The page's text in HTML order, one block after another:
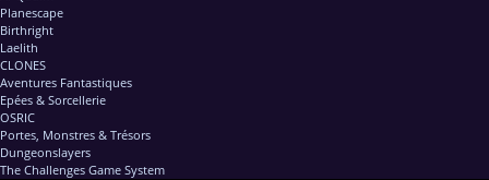
Planescape
Birthright
Laelith
CLONES
Aventures Fantastiques
Epées & Sorcellerie
OSRIC
Portes, Monstres & Trésors
Dungeonslayers
The Challenges Game System